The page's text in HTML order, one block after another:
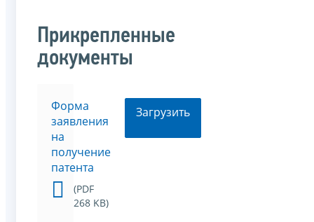
Прикрепленные
документы
Форма
заявления
на
получение
патента
(PDF
268 KB)
Загрузить